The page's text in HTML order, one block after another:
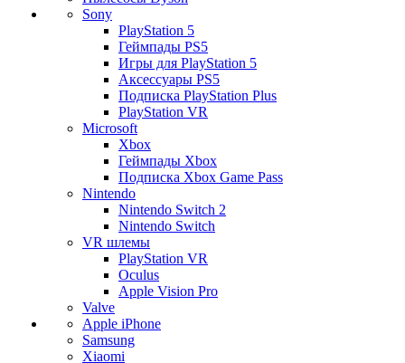
Sony
PlayStation 5
Геймпады PS5
Игры для PlayStation 5
Аксессуары PS5
Подписка PlayStation Plus
PlayStation VR
Microsoft
Xbox
Геймпады Xbox
Подписка Xbox Game Pass
Nintendo
Nintendo Switch 2
Nintendo Switch
VR шлемы
PlayStation VR
Oculus
Apple Vision Pro
Valve
Apple iPhone
Samsung
Xiaomi